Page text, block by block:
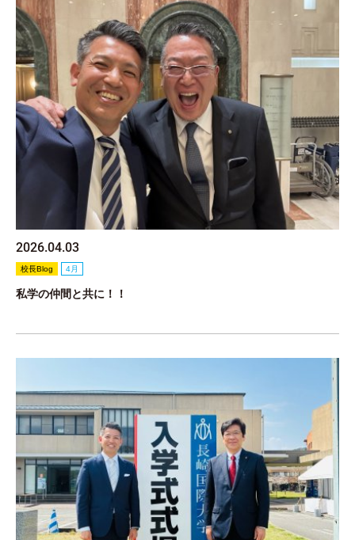
2026.04.03
校長Blog 4月
私学の仲間と共に！！